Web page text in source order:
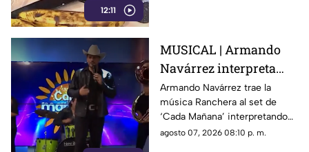
12:11
MUSICAL | Armando
Navárrez interpreta
'Corazón en modo
Avión' EN VIVO
Armando Navárrez trae la
música Ranchera al set de
‘Cada Mañana’ interpretando
su canción ‘Corazón en modo
agosto 07, 2026 08:10 p. m.